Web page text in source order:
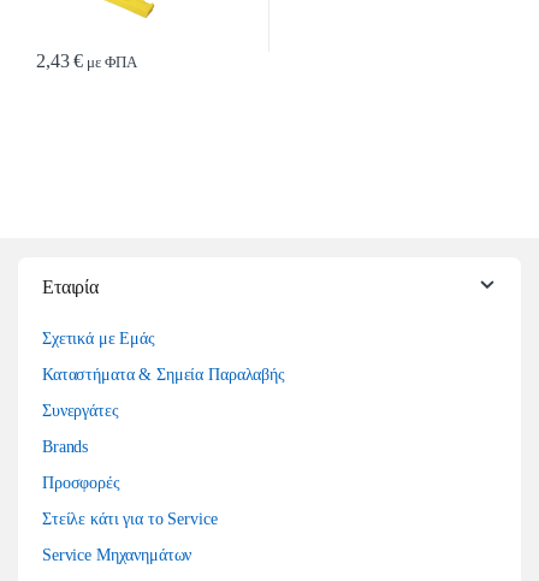
2,43€ με ΦΠΑ
Εταιρία
Σχετικά με Εμάς
Καταστήματα & Σημεία Παραλαβής
Συνεργάτες
Brands
Προσφορές
Στείλε κάτι για το Service
Service Μηχανημάτων